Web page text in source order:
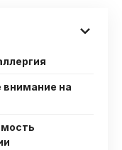
внимание на